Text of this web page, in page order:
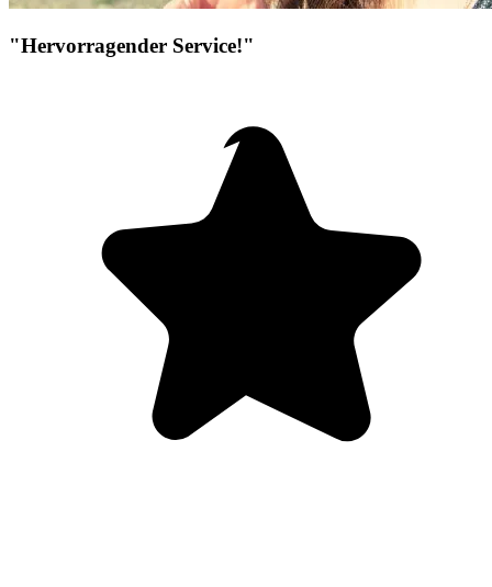
"Hervorragender Service!"